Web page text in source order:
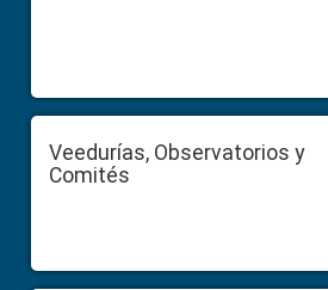
Veedurías, Observatorios y
Comités